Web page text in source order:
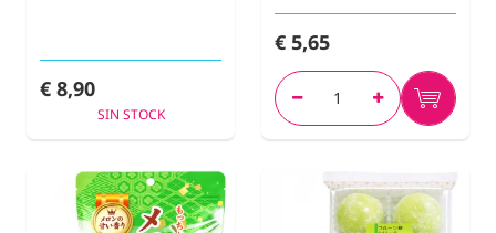
€ 8,90
SIN STOCK
€ 5,65